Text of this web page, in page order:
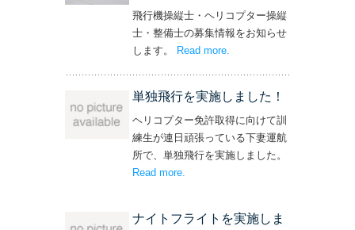
飛行機操縦士・ヘリコプター操縦
士・整備士の募集情報をお知らせ
します。
Read more– ‘飛行機・ヘリコプター
.
単独飛行を実施しました！
ヘリコプター免許取得に向けて訓
練生が連日頑張っている下妻運航
所で、単独飛行を実施しました。
Read more
ナイトフライトを実施しま